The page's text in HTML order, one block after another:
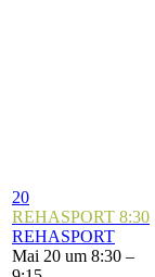
20
REHASPORT 8:30
REHASPORT
Mai 20 um 8:30 –